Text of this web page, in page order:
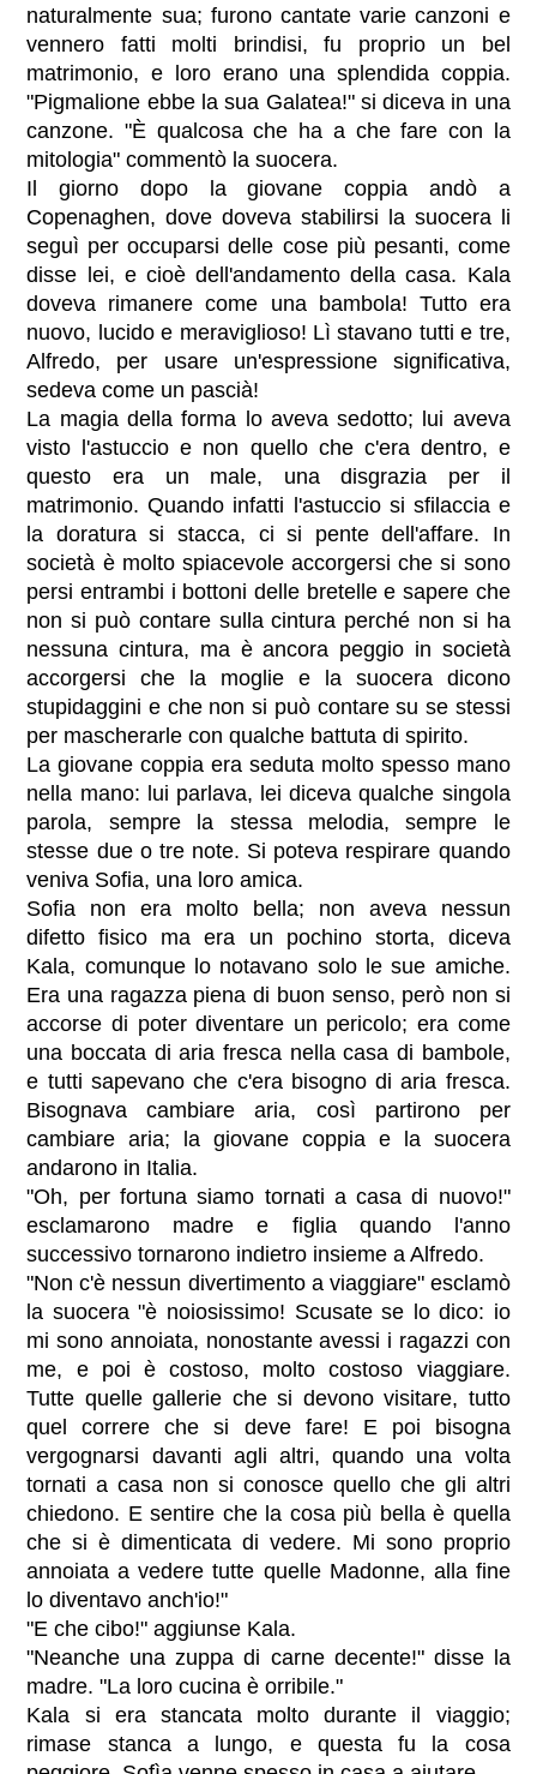
naturalmente sua; furono cantate varie canzoni e
vennero fatti molti brindisi, fu proprio un bel
matrimonio, e loro erano una splendida coppia.
"Pigmalione ebbe la sua Galatea!" si diceva in una
canzone. "È qualcosa che ha a che fare con la
mitologia" commentò la suocera.
Il giorno dopo la giovane coppia andò a
Copenaghen, dove doveva stabilirsi la suocera li
seguì per occuparsi delle cose più pesanti, come
disse lei, e cioè dell'andamento della casa. Kala
doveva rimanere come una bambola! Tutto era
nuovo, lucido e meraviglioso! Lì stavano tutti e tre,
Alfredo, per usare un'espressione significativa,
sedeva come un pascià!
La magia della forma lo aveva sedotto; lui aveva
visto l'astuccio e non quello che c'era dentro, e
questo era un male, una disgrazia per il
matrimonio. Quando infatti l'astuccio si sfilaccia e
la doratura si stacca, ci si pente dell'affare. In
società è molto spiacevole accorgersi che si sono
persi entrambi i bottoni delle bretelle e sapere che
non si può contare sulla cintura perché non si ha
nessuna cintura, ma è ancora peggio in società
accorgersi che la moglie e la suocera dicono
stupidaggini e che non si può contare su se stessi
per mascherarle con qualche battuta di spirito.
La giovane coppia era seduta molto spesso mano
nella mano: lui parlava, lei diceva qualche singola
parola, sempre la stessa melodia, sempre le
stesse due o tre note. Si poteva respirare quando
veniva Sofia, una loro amica.
Sofia non era molto bella; non aveva nessun
difetto fisico ma era un pochino storta, diceva
Kala, comunque lo notavano solo le sue amiche.
Era una ragazza piena di buon senso, però non si
accorse di poter diventare un pericolo; era come
una boccata di aria fresca nella casa di bambole,
e tutti sapevano che c'era bisogno di aria fresca.
Bisognava cambiare aria, così partirono per
cambiare aria; la giovane coppia e la suocera
andarono in Italia.
"Oh, per fortuna siamo tornati a casa di nuovo!"
esclamarono madre e figlia quando l'anno
successivo tornarono indietro insieme a Alfredo.
"Non c'è nessun divertimento a viaggiare" esclamò
la suocera "è noiosissimo! Scusate se lo dico: io
mi sono annoiata, nonostante avessi i ragazzi con
me, e poi è costoso, molto costoso viaggiare.
Tutte quelle gallerie che si devono visitare, tutto
quel correre che si deve fare! E poi bisogna
vergognarsi davanti agli altri, quando una volta
tornati a casa non si conosce quello che gli altri
chiedono. E sentire che la cosa più bella è quella
che si è dimenticata di vedere. Mi sono proprio
annoiata a vedere tutte quelle Madonne, alla fine
lo diventavo anch'io!"
"E che cibo!" aggiunse Kala.
"Neanche una zuppa di carne decente!" disse la
madre. "La loro cucina è orribile."
Kala si era stancata molto durante il viaggio;
rimase stanca a lungo, e questa fu la cosa